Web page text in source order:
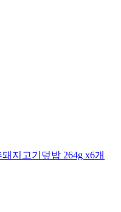
지고기덮밥 264g x6개